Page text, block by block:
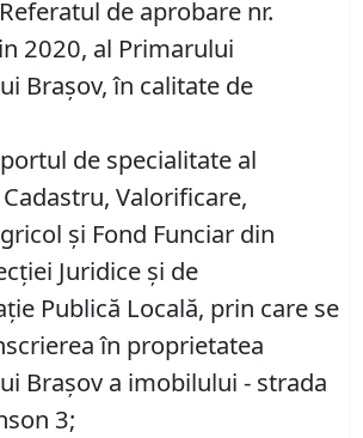
de aprobare nr.
2020, al Primarului
Brașov, în calitate de
de specialitate al
Valorificare,
şi Fond Funciar din
Juridice şi de
Publică Locală, prin care se
în proprietatea
Braşov a imobilului - strada
3;